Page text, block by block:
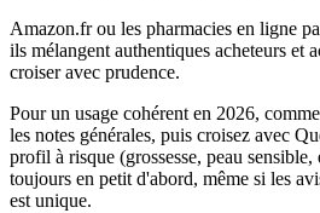
Amazon.fr ou les pharmacies en ligne
ils mélangent authentiques acheteurs et
croiser avec prudence.
Pour un usage cohérent en 2026,
les notes générales, puis croisez avec
profil à risque (grossesse, peau
toujours en petit d'abord, même si les
est unique.